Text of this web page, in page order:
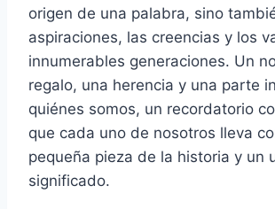
origen de una palabra, sino
aspiraciones, las creencias y los
innumerables generaciones. Un
regalo, una herencia y una parte
quiénes somos, un recordatorio
que cada uno de nosotros lleva
pequeña pieza de la historia y un
significado.